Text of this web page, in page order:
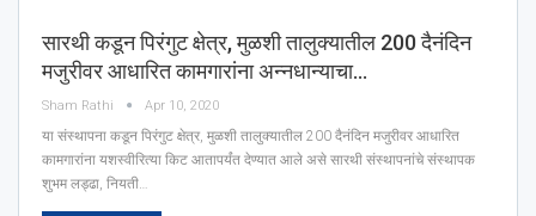
सारथी कडून पिरंगुट क्षेत्र, मुळशी तालुक्‍यातील 200 दैनंदिन
मजुरीवर आधारित कामगारांना अन्नधान्याचा…
Sham Rathi Apr 10, 2020
या संस्थापना कडून पिरंगुट क्षेत्र, मुळशी तालुक्‍यातील 200 दैनंदिन मजुरीवर आधारित
कामगारांना यशस्वीरित्या किट आतापर्यंत देण्यात आले असे सारथी संस्थापनांचे संस्थापक
शुभम लड्ढा, नियती…